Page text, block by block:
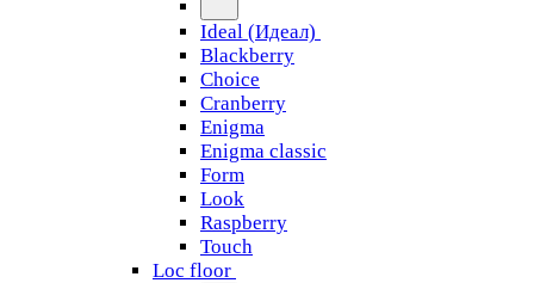
Ideal (Идеал)
Blackberry
Choice
Cranberry
Enigma
Enigma classic
Form
Look
Raspberry
Touch
Loc floor